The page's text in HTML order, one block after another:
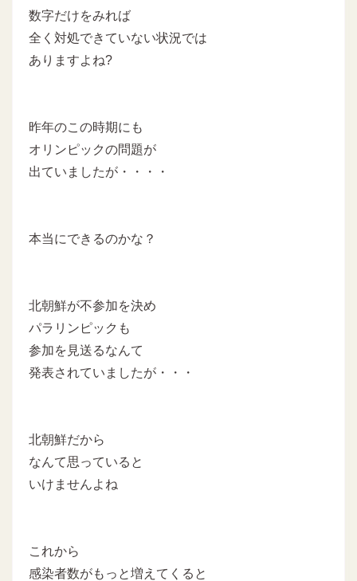
数字だけをみれば
全く対処できていない状況では
ありますよね?
昨年のこの時期にも
オリンピックの問題が
出ていましたが・・・・
本当にできるのかな？
北朝鮮が不参加を決め
パラリンピックも
参加を見送るなんて
発表されていましたが・・・
北朝鮮だから
なんて思っていると
いけませんよね
これから
感染者数がもっと増えてくると